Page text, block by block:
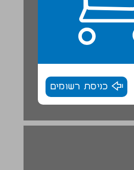
כניסת רשומים